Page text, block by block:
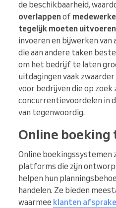
de beschikbaarheid,
overlappenof
tegelijk moeten uitvoeren
invoeren en bijwerken van
die aan andere taken
om het bedrijf te laten
uitdagingen vaak
voor bedrijven die op zoek
concurrentievoordelen in
van tegenwoordig.
Online boeking
Online boekingssystemen
platforms die zijn
helpen hun
handelen. Ze bieden
waarmee klanten